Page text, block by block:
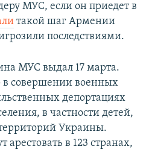
МУС, если он приедет в
такой шаг Армении
последствиями.
МУС выдал 17 марта.
в совершении военных
депортациях
в частности детей,
Украины.
арестовать в 123 странах,